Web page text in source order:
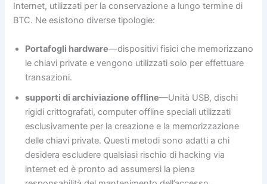
Internet, utilizzati per la conservazione a lungo termine di
BTC. Ne esistono diverse tipologie:
Portafogli hardware—dispositivi fisici che memorizzano
le chiavi private e vengono utilizzati solo per effettuare
transazioni.
supporti di archiviazione offline—Unità USB, dischi
rigidi crittografati, computer offline speciali utilizzati
esclusivamente per la creazione e la memorizzazione
delle chiavi private. Questi metodi sono adatti a chi
desidera escludere qualsiasi rischio di hacking via
internet ed è pronto ad assumersi la piena